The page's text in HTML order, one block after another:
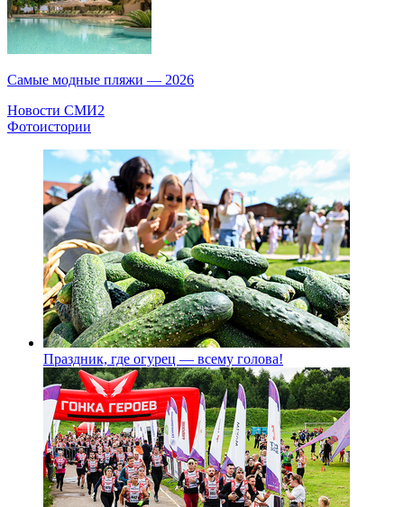
Самые модные пляжи — 2026
Новости СМИ2
Фотоистории
Праздник, где огурец — всему голова!